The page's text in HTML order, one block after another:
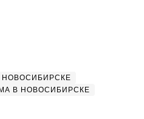
НОВОСИБИРСКЕ
В НОВОСИБИРСКЕ